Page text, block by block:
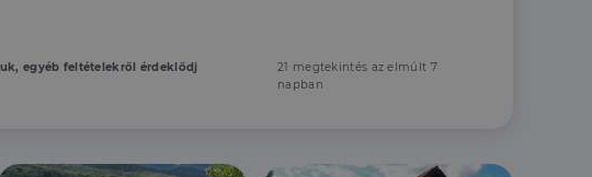
egyéb feltételekről érdeklődj
21 megtekintés az elmúlt 7
napban